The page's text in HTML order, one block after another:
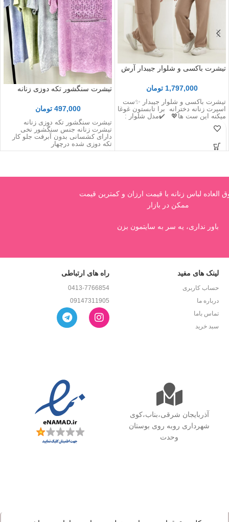
تیشرت باکسی و شلوار جیبدار آرش
1,797,000 تومان
تیشرت باکسی و شلوار جیبدار ✨ست
اسپرت زنانه دخترانه برا تابستون غوغا
میکنه این ست ها💖 ✔️مدل شلوار :
تیشرت سنگشور تکه دوزی زنانه
497,000 تومان
تیشرت سنگشور تکه دوزی زنانه
تیشرت زنانه جنس سنگشور نخی
دارای کشسانی بدون آبرفت جلو کار
تکه دوزی شده درچهار
لباس زنانه با قیمت ارزان و کمترین قیمت
ممکن در بازار
باور نداری، یه سر به سایتمون بزن
لینک های مفید
حساب کاربری
درباره ما
تماس باما
سبد خرید
راه های ارتباطی
0413-7766854
09147311905
آذربایجان شرقی،بناب،کوی
شهرداری روبه روی بوستان
وحدت